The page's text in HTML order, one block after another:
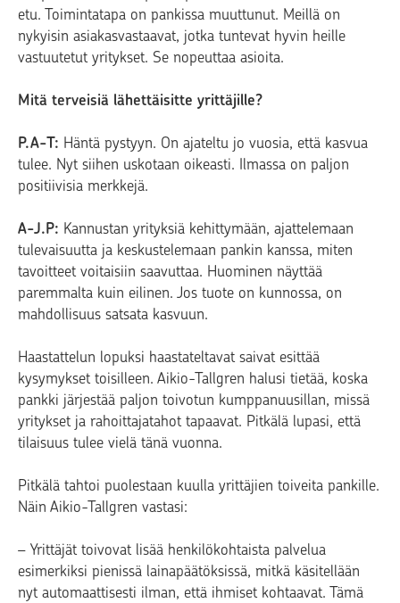
etu. Toimintatapa on pankissa muuttunut. Meillä on
nykyisin asiakasvastaavat, jotka tuntevat hyvin heille
vastuutetut yritykset. Se nopeuttaa asioita.
Mitä terveisiä lähettäisitte yrittäjille?
P.A-T: Häntä pystyyn. On ajateltu jo vuosia, että kasvua
tulee. Nyt siihen uskotaan oikeasti. Ilmassa on paljon
positiivisia merkkejä.
A-J.P: Kannustan yrityksiä kehittymään, ajattelemaan
tulevaisuutta ja keskustelemaan pankin kanssa, miten
tavoitteet voitaisiin saavuttaa. Huominen näyttää
paremmalta kuin eilinen. Jos tuote on kunnossa, on
mahdollisuus satsata kasvuun.
Haastattelun lopuksi haastateltavat saivat esittää
kysymykset toisilleen. Aikio-Tallgren halusi tietää, koska
pankki järjestää paljon toivotun kumppanuusillan, missä
yritykset ja rahoittajatahot tapaavat. Pitkälä lupasi, että
tilaisuus tulee vielä tänä vuonna.
Pitkälä tahtoi puolestaan kuulla yrittäjien toiveita pankille.
Näin Aikio-Tallgren vastasi:
– Yrittäjät toivovat lisää henkilökohtaista palvelua
esimerkiksi pienissä lainapäätöksissä, mitkä käsitellään
nyt automaattisesti ilman, että ihmiset kohtaavat. Tämä